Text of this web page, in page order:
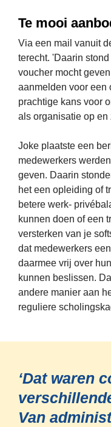
Te mooi
Via een mail vanuit
terecht. 'Daarin
voucher mocht
aanmelden voor een
prachtige kans voor
als organisatie op
Joke plaatste een
medewerkers
geven. Daarin
het een opleiding of
betere werk-
kunnen doen of een
versterken van je
dat medewerkers
daarmee vrij over
kunnen beslissen.
andere manier aan
reguliere
‘Dat waren
Van